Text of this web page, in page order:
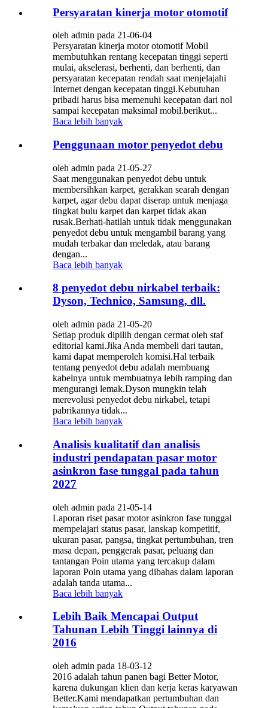
Persyaratan kinerja motor otomotif
oleh admin pada 21-06-04
Persyaratan kinerja motor otomotif Mobil
membutuhkan rentang kecepatan tinggi seperti
mulai, akselerasi, berhenti, dan berhenti, dan
persyaratan kecepatan rendah saat menjelajahi
Internet dengan kecepatan tinggi.Kebutuhan
pribadi harus bisa memenuhi kecepatan dari nol
sampai kecepatan maksimal mobil.berikut...
Baca lebih banyak
Penggunaan motor penyedot debu
oleh admin pada 21-05-27
Saat menggunakan penyedot debu untuk
membersihkan karpet, gerakkan searah dengan
karpet, agar debu dapat diserap untuk menjaga
tingkat bulu karpet dan karpet tidak akan
rusak.Berhati-hatilah untuk tidak menggunakan
penyedot debu untuk mengambil barang yang
mudah terbakar dan meledak, atau barang
dengan...
Baca lebih banyak
8 penyedot debu nirkabel terbaik:
Dyson, Technico, Samsung, dll.
oleh admin pada 21-05-20
Setiap produk dipilih dengan cermat oleh staf
editorial kami.Jika Anda membeli dari tautan,
kami dapat memperoleh komisi.Hal terbaik
tentang penyedot debu adalah membuang
kabelnya untuk membuatnya lebih ramping dan
mengurangi lemak.Dyson mungkin telah
merevolusi penyedot debu nirkabel, tetapi
pabrikannya tidak...
Baca lebih banyak
Analisis kualitatif dan analisis
industri pendapatan pasar motor
asinkron fase tunggal pada tahun
2027
oleh admin pada 21-05-14
Laporan riset pasar motor asinkron fase tunggal
mempelajari status pasar, lanskap kompetitif,
ukuran pasar, pangsa, tingkat pertumbuhan, tren
masa depan, penggerak pasar, peluang dan
tantangan Poin utama yang tercakup dalam
laporan Poin utama yang dibahas dalam laporan
adalah tanda utama...
Baca lebih banyak
Lebih Baik Mencapai Output
Tahunan Lebih Tinggi lainnya di
2016
oleh admin pada 18-03-12
2016 adalah tahun panen bagi Better Motor,
karena dukungan klien dan kerja keras karyawan
Better.Kami mendapatkan pertumbuhan dan